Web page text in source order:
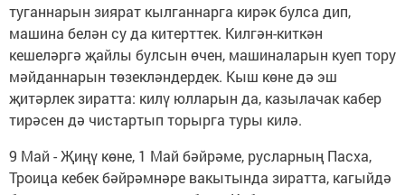
туганнарын зиярат кылганнарга кирәк булса дип,
машина белән су да китерттек. Килгән-киткән
кешеләргә җайлы булсын өчен, машиналарын куеп тору
мәйданнарын төзекләндердек. Кыш көне дә эш
җитәрлек зиратта: килү юлларын да, казылачак кабер
тирәсен дә чистартып торырга туры килә.
9 Май - Җиңү көне, 1 Май бәйрәме, русларның Пасха,
Троица кебек бәйрәмнәре вакытында зиратта, кагыйдә